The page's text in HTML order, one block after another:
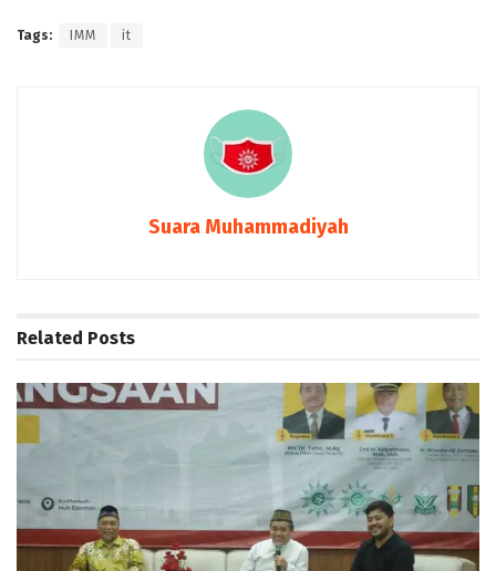
Tags: IMM it
Suara Muhammadiyah
Related Posts